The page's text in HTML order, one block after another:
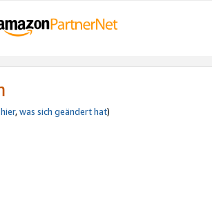
hier,was sich geändert hat)